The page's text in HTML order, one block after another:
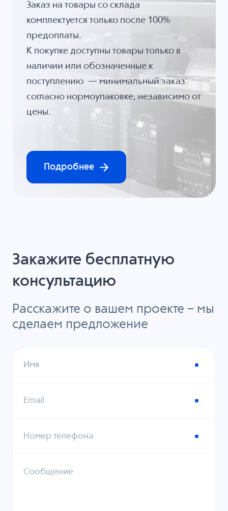
Заказ на товары со склада
комплектуется только после 100%
предоплаты.
К покупке доступны товары только в
наличии или обозначенные к
поступлению — минимальный заказ
согласно нормоупаковке, независимо от
цены.
Подробнее
Закажите бесплатную
консультацию
Расскажите о вашем проекте – мы
сделаем предложение
Имя
Email
Номер телефона
Сообщение